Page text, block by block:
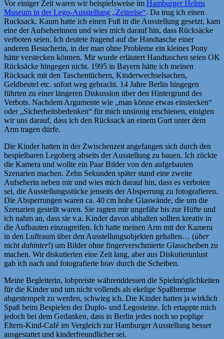
Vor einiger Zeit waren wir beispielsweise im Hamburger Helms
Museum in der Lego-Ausstellung „Zeitreise“. Da trug ich einen
Rucksack. Kaum hatte ich einen Fuß in die Ausstellung gesetzt, kam
eine der Aufseherinnen und wies mich darauf hin, dass Rücksäcke
verboten seien. Ich deutete fragend auf die Handtasche einer
anderen Besucherin, in der man ohne Probleme ein kleines Pony
hätte verstecken können. Mir wurde erläutert Handtaschen seien OK
Rücksäcke hingegen nicht. 1995 in Bayern hätte ich meinen
Rücksack mit den Taschentüchern, Kinderwechselsachen,
Geldbeutel etc. sofort weg gebracht. 14 Jahre Berlin hingegen
führten zu einer längeren Diskussion über den Hintergrund des
Verbots. Nachdem Argumente wie „man könne etwas einstecken“
oder „Sicherheitsbedenken“ für mich unsinnig erschienen, einigten
wir uns darauf, dass ich den Rücksack an einem Gurt unter dem
Arm tragen dürfe.
Die Kinder hatten in der Zwischenzeit angefangen sich durch den
bespielbaren Legoberg abseits der Ausstellung zu bauen. Ich zückte
die Kamera und wollte ein Paar Bilder von den aufgebauten
Szenarien machen. Zehn Sekunden später stand eine zweite
Aufseherin neben mir und wies mich darauf hin, dass es verboten
sei, die Ausstellungsstücke jenseits der Absperrung zu fotografieren.
Die Absperrungen waren ca. 40 cm hohe Glaswände, die um die
Szenarien gestellt waren. Sie ragten mir ungefähr bis zur Hüfte und
ich nahm an, dass sie v.a. Kinder davon abhalten sollten kreativ in
die Aufbauten einzugreifen. Ich hatte meinen Arm mit der Kamera
in den Luftraum über den Ausstellungsobjekten gehalten… (über
nicht dahinter!) um Bilder ohne fingerverschmierte Glasscheiben zu
machen. Wir diskutierten eine Zeit lang, aber aus Diskutierunlust
gab ich nach und fotografierte brav durch die Scheiben.
Meine Begleiterin, lobpreiste währenddessen die Spielmöglichkeiten
für die Kinder und um nicht vollends als ekelige Spaßbremse
abgestempelt zu werden, schwieg ich. Die Kinder hatten ja wirklich
Spaß beim Bespielen der Duplo- und Legosteine. Ich ertappte mich
jedoch bei dem Gedanken, dass in Berlin jedes noch so poplige
Eltern-Kind-Café im Vergleich zur Hamburger Ausstellung besser
ausgestattet und kinderfreundlicher sei.